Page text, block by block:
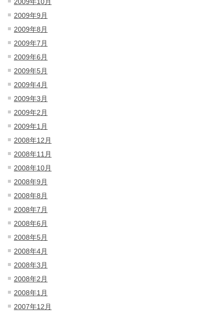
2009年9月
2009年8月
2009年7月
2009年6月
2009年5月
2009年4月
2009年3月
2009年2月
2009年1月
2008年12月
2008年11月
2008年10月
2008年9月
2008年8月
2008年7月
2008年6月
2008年5月
2008年4月
2008年3月
2008年2月
2008年1月
2007年12月